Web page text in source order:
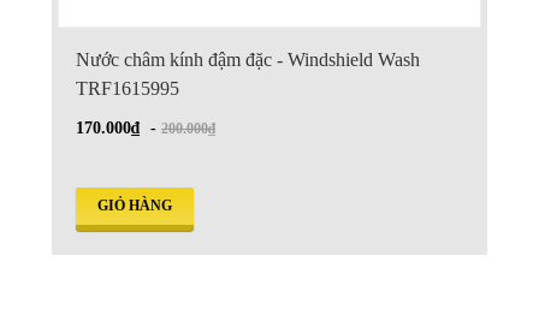
Nước châm kính đậm đặc - Windshield Wash
TRF1615995
170.000₫ - 200.000₫
GIỎ HÀNG